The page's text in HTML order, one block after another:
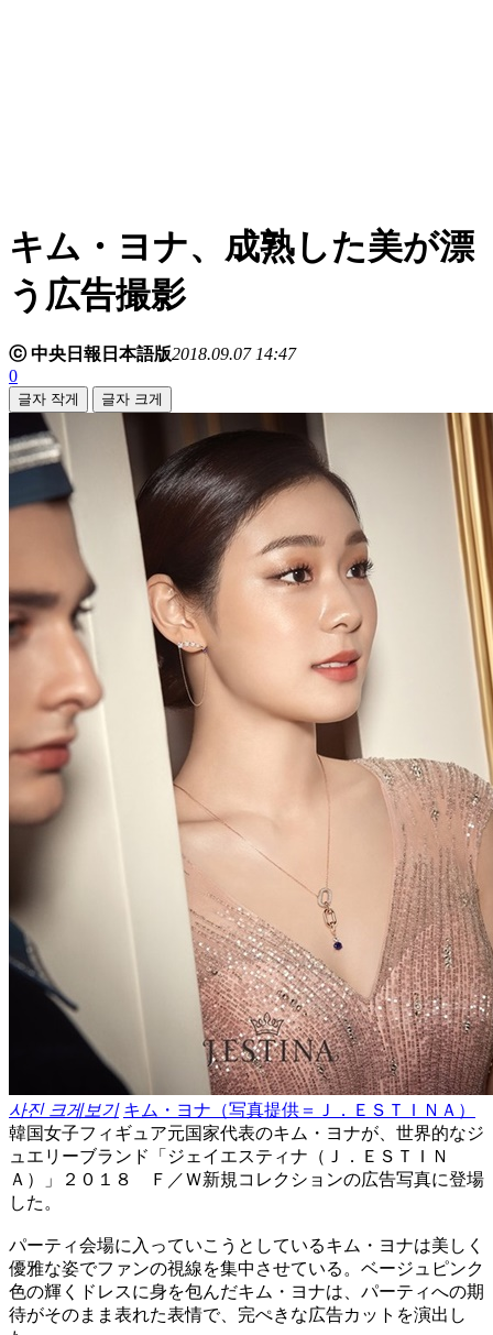
キム・ヨナ、成熟した美が漂
う広告撮影
ⓒ 中央日報日本語版2018.09.07 14:47
0
글자 작게 글자 크게
사진 크게보기 キム・ヨナ（写真提供＝Ｊ．ＥＳＴＩＮＡ）
韓国女子フィギュア元国家代表のキム・ヨナが、世界的なジ
ュエリーブランド「ジェイエスティナ（Ｊ．ＥＳＴＩＮ
Ａ）」２０１８ Ｆ／Ｗ新規コレクションの広告写真に登場
した。
パーティ会場に入っていこうとしているキム・ヨナは美しく
優雅な姿でファンの視線を集中させている。ベージュピンク
色の輝くドレスに身を包んだキム・ヨナは、パーティへの期
待がそのまま表れた表情で、完ぺきな広告カットを演出し